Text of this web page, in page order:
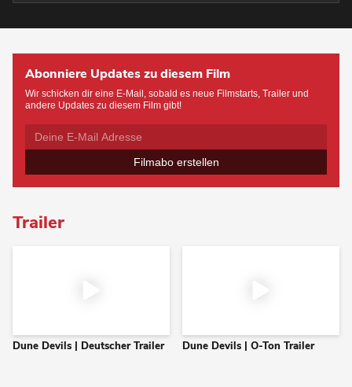
Abonniere Updates zu diesem Film
Wir schicken dir eine E-Mail, sobald es neue Filmstarts, Trailer und
andere Updates zu diesem Film gibt!
Filmabo erstellen
Trailer
Dune Devils | Deutscher Trailer Dune Devils | O-Ton Trailer